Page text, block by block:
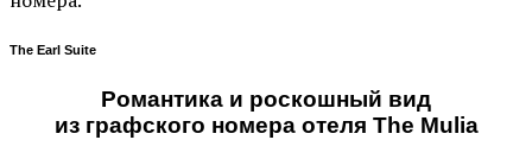
The Earl Suite
Романтика и роскошный вид
из графского номера отеля The Mulia